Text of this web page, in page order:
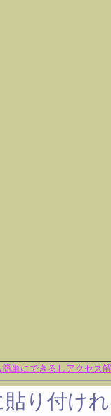
単にできるしアクセス